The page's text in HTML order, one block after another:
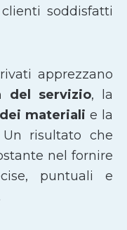
soddisfatti
apprezzano
del servizio, la
materiali e la
risultato che
nel fornire
puntuali e